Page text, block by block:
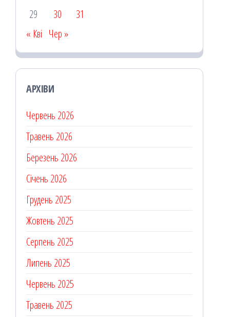
29
30
31
« Кві Чер »
АРХІВИ
Червень 2026
Травень 2026
Березень 2026
Січень 2026
Грудень 2025
Жовтень 2025
Серпень 2025
Липень 2025
Червень 2025
Травень 2025